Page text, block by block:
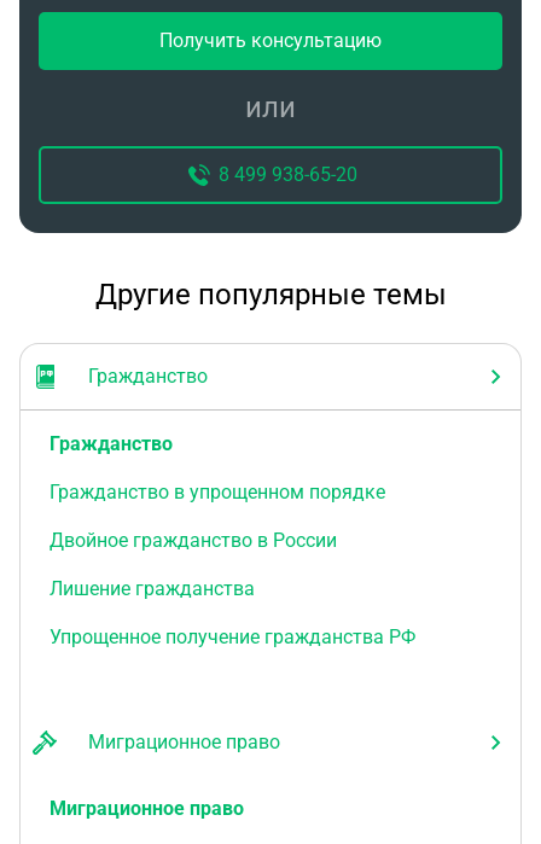
Получить консультацию
или
8 499 938-65-20
Другие популярные темы
Гражданство
Гражданство
Гражданство в упрощенном порядке
Двойное гражданство в России
Лишение гражданства
Упрощенное получение гражданства РФ
Миграционное право
Миграционное право